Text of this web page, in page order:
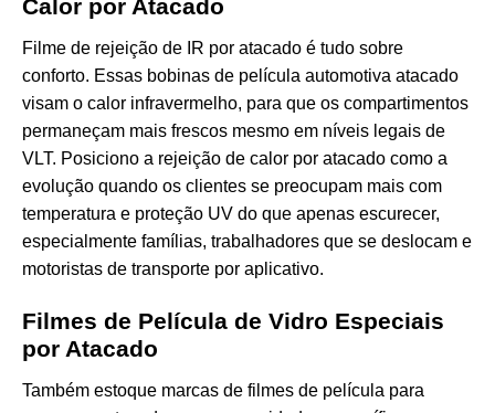
Calor por Atacado
Filme de rejeição de IR por atacado é tudo sobre
conforto. Essas bobinas de película automotiva atacado
visam o calor infravermelho, para que os compartimentos
permaneçam mais frescos mesmo em níveis legais de
VLT. Posiciono a rejeição de calor por atacado como a
evolução quando os clientes se preocupam mais com
temperatura e proteção UV do que apenas escurecer,
especialmente famílias, trabalhadores que se deslocam e
motoristas de transporte por aplicativo.
Filmes de Película de Vidro Especiais
por Atacado
Também estoque marcas de filmes de película para